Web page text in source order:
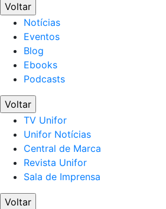
Voltar
Notícias
Eventos
Blog
Ebooks
Podcasts
Voltar
TV Unifor
Unifor Notícias
Central de Marca
Revista Unifor
Sala de Imprensa
Voltar